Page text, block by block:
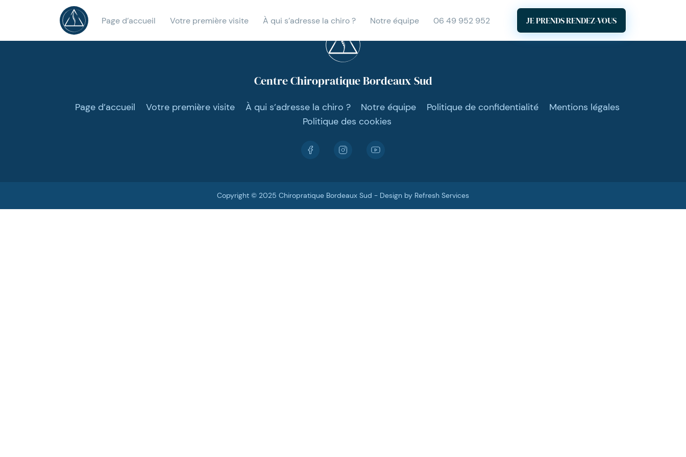
Page d’accueil Votre première visite À qui s’adresse la chiro ? Notre équipe 06 49 952 952 JE PRENDS RENDEZ-VOUS
Centre Chiropratique Bordeaux Sud
Page d’accueil Votre première visite À qui s’adresse la chiro ? Notre équipe Politique de confidentialité
Mentions légales
Politique des cookies
Copyright © 2025 Chiropratique Bordeaux Sud - Design by Refresh Services